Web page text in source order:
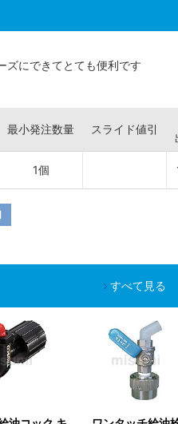
ズにできてとても便利です
最小発注数量 スライド値引
1個
すべて見る